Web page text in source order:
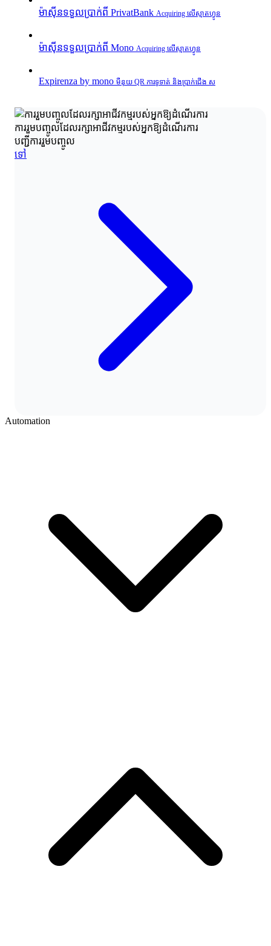
ម៉ាស៊ីនទទួលប្រាក់ពី PrivatBank Acquiring លើស្មាតហ្វូន
ម៉ាស៊ីនទទួលប្រាក់ពី Mono Acquiring លើស្មាតហ្វូន
Expirenza by mono មឺនុយ QR ការទូទាត់ និងប្រាក់ជើង ស
ការរួមបញ្ចូលដែលរក្សាអាជីវកម្មរបស់អ្នកឱ្យដំណើរការ
បញ្ជីការរួមបញ្ចូល
ទៅ
Automation